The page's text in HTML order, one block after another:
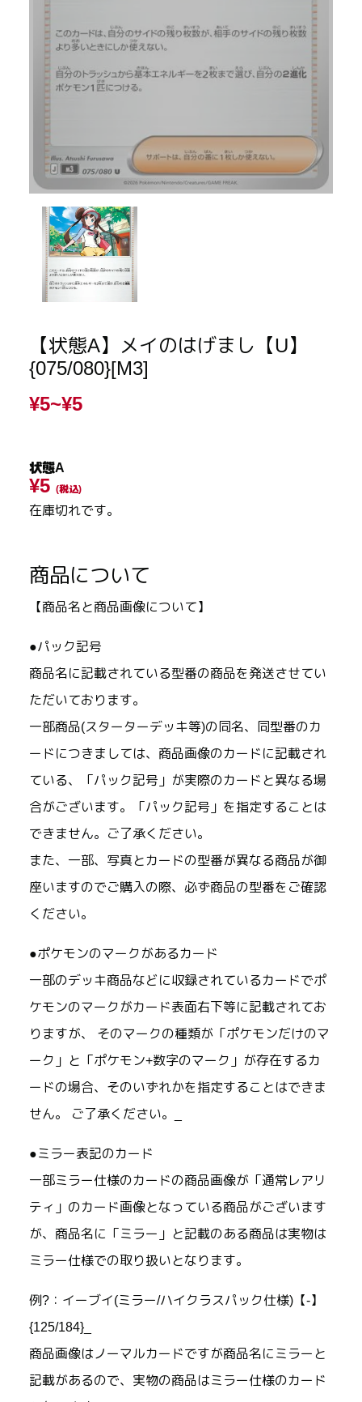
【状態A】メイのはげまし【U】
{075/080}[M3]
¥5~¥5
状態A
¥5 (税込)
在庫切れです。
商品について
【商品名と商品画像について】
●パック記号
商品名に記載されている型番の商品を発送させてい
ただいております。
一部商品(スターターデッキ等)の同名、同型番のカ
ードにつきましては、商品画像のカードに記載され
ている、「パック記号」が実際のカードと異なる場
合がございます。「パック記号」を指定することは
できません。ご了承ください。
また、一部、写真とカードの型番が異なる商品が御
座いますのでご購入の際、必ず商品の型番をご確認
ください。
●ポケモンのマークがあるカード
一部のデッキ商品などに収録されているカードでポ
ケモンのマークがカード表面右下等に記載されてお
りますが、 そのマークの種類が「ポケモンだけのマ
ーク」と「ポケモン+数字のマーク」が存在するカ
ードの場合、そのいずれかを指定することはできま
せん。 ご了承ください。_
●ミラー表記のカード
一部ミラー仕様のカードの商品画像が「通常レアリ
ティ」のカード画像となっている商品がございます
が、商品名に「ミラー」と記載のある商品は実物は
ミラー仕様での取り扱いとなります。
例?：イーブイ(ミラー/ハイクラスパック仕様)【-】
{125/184}_
商品画像はノーマルカードですが商品名にミラーと
記載があるので、実物の商品はミラー仕様のカード